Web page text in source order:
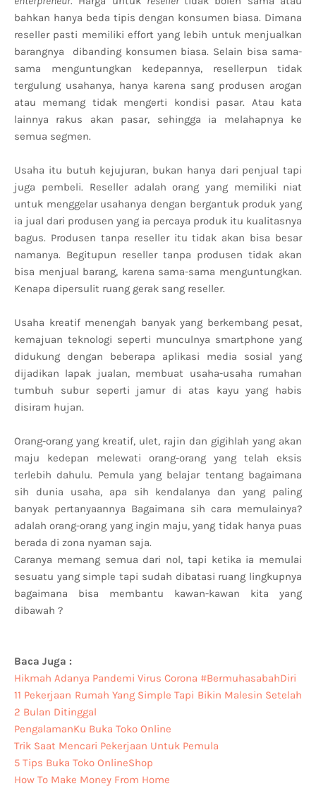
bahkan hanya beda tipis dengan konsumen biasa. Dimana
reseller pasti memiliki effort yang lebih untuk menjualkan
barangnya dibanding konsumen biasa. Selain bisa sama-
sama menguntungkan kedepannya, resellerpun tidak
tergulung usahanya, hanya karena sang produsen arogan
atau memang tidak mengerti kondisi pasar. Atau kata
lainnya rakus akan pasar, sehingga ia melahapnya ke
semua segmen.
Usaha itu butuh kejujuran, bukan hanya dari penjual tapi
juga pembeli. Reseller adalah orang yang memiliki niat
untuk menggelar usahanya dengan bergantuk produk yang
ia jual dari produsen yang ia percaya produk itu kualitasnya
bagus. Produsen tanpa reseller itu tidak akan bisa besar
namanya. Begitupun reseller tanpa produsen tidak akan
bisa menjual barang, karena sama-sama menguntungkan.
Kenapa dipersulit ruang gerak sang reseller.
Usaha kreatif menengah banyak yang berkembang pesat,
kemajuan teknologi seperti munculnya smartphone yang
didukung dengan beberapa aplikasi media sosial yang
dijadikan lapak jualan, membuat usaha-usaha rumahan
tumbuh subur seperti jamur di atas kayu yang habis
disiram hujan.
Orang-orang yang kreatif, ulet, rajin dan gigihlah yang akan
maju kedepan melewati orang-orang yang telah eksis
terlebih dahulu. Pemula yang belajar tentang bagaimana
sih dunia usaha, apa sih kendalanya dan yang paling
banyak pertanyaannya Bagaimana sih cara memulainya?
adalah orang-orang yang ingin maju, yang tidak hanya puas
berada di zona nyaman saja.
Caranya memang semua dari nol, tapi ketika ia memulai
sesuatu yang simple tapi sudah dibatasi ruang lingkupnya
bagaimana bisa membantu kawan-kawan kita yang
dibawah ?
Baca Juga :
Hikmah Adanya Pandemi Virus Corona #BermuhasabahDiri
11 Pekerjaan Rumah Yang Simple Tapi Bikin Malesin Setelah
2 Bulan Ditinggal
PengalamanKu Buka Toko Online
Trik Saat Mencari Pekerjaan Untuk Pemula
5 Tips Buka Toko OnlineShop
How To Make Money From Home